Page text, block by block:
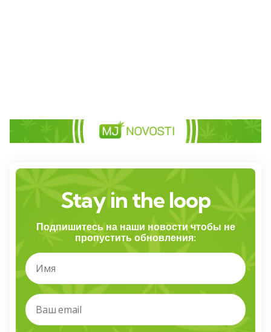
Stay in the loop
Подпишитесь на наши новости чтобы не
пропустить обновления: